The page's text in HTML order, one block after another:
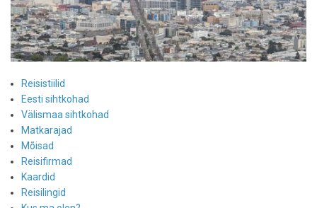
Reisistiilid
Eesti sihtkohad
Välismaa sihtkohad
Matkarajad
Mõisad
Reisifirmad
Kaardid
Reisilingid